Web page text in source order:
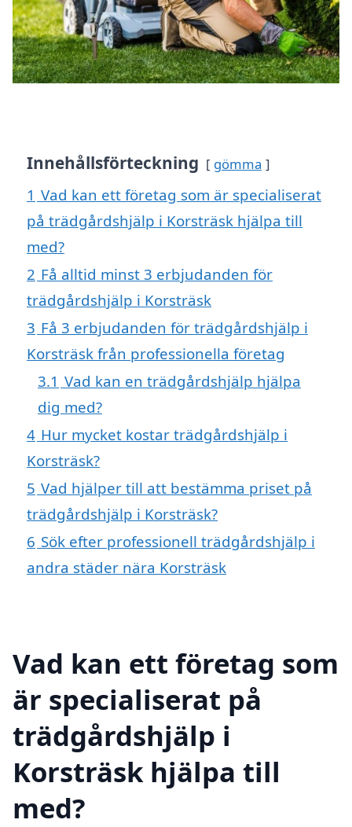
Innehållsförteckning gömma
1 Vad kan ett företag som är specialiserat
på trädgårdshjälp i Korsträsk hjälpa till
med?
2 Få alltid minst 3 erbjudanden för
trädgårdshjälp i Korsträsk
3 Få 3 erbjudanden för trädgårdshjälp i
Korsträsk från professionella företag
3.1 Vad kan en trädgårdshjälp hjälpa
dig med?
4 Hur mycket kostar trädgårdshjälp i
Korsträsk?
5 Vad hjälper till att bestämma priset på
trädgårdshjälp i Korsträsk?
6 Sök efter professionell trädgårdshjälp i
andra städer nära Korsträsk
Vad kan ett företag som
är specialiserat på
trädgårdshjälp i
Korsträsk hjälpa till
med?